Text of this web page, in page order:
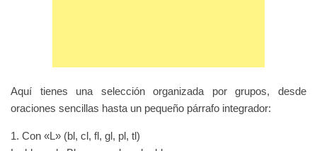
Aquí tienes una selección organizada por grupos, desde
oraciones sencillas hasta un pequeño párrafo integrador:
1. Con «L» (bl, cl, fl, gl, pl, tl)